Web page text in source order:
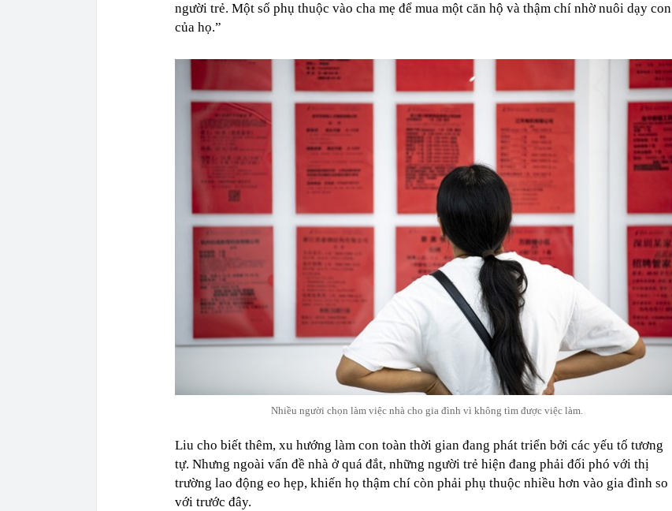
người trẻ. Một số phụ thuộc vào cha mẹ để mua một căn hộ và thậm chí nhờ nuôi dạy con
của họ.”
Nhiều người chọn làm việc nhà cho gia đình vì không tìm được việc làm.
Liu cho biết thêm, xu hướng làm con toàn thời gian đang phát triển bởi các yếu tố tương
tự. Nhưng ngoài vấn đề nhà ở quá đắt, những người trẻ hiện đang phải đối phó với thị
trường lao động eo hẹp, khiến họ thậm chí còn phải phụ thuộc nhiều hơn vào gia đình so
với trước đây.